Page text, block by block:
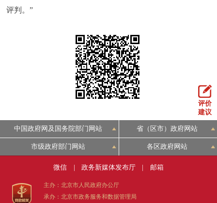
评判。”
评价
建议
中国政府网及国务院部门网站 省（区市）政府网站
市级政府部门网站 各区政府网站
微信 政务新媒体发布厅 邮箱
主办：北京市人民政府办公厅
承办：北京市政务服务和数据管理局